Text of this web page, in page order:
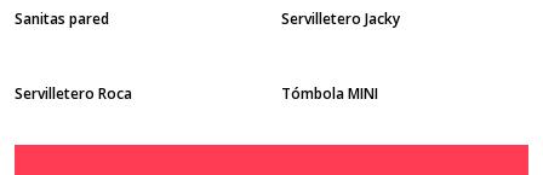
Sanitas pared Servilletero Jacky
Servilletero Roca Tómbola MINI